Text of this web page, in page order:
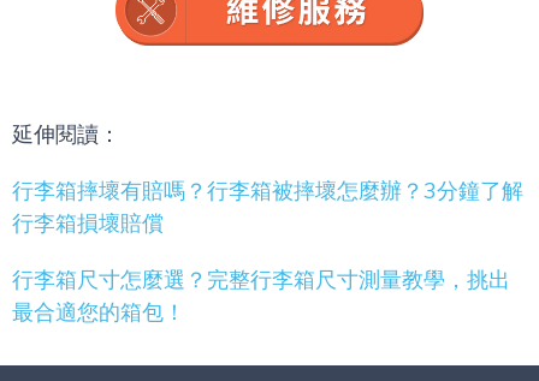
延伸閱讀：
行李箱摔壞有賠嗎？行李箱被摔壞怎麼辦？3分鐘了解
行李箱損壞賠償
行李箱尺寸怎麼選？完整行李箱尺寸測量教學，挑出
最合適您的箱包！